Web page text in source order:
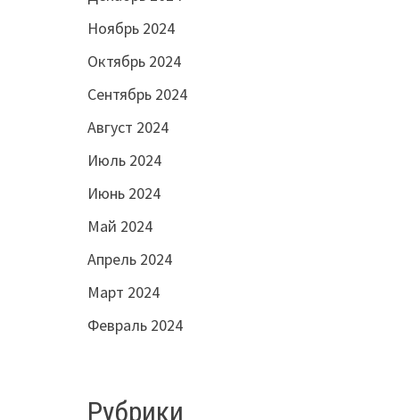
Ноябрь 2024
Октябрь 2024
Сентябрь 2024
Август 2024
Июль 2024
Июнь 2024
Май 2024
Апрель 2024
Март 2024
Февраль 2024
Рубрики